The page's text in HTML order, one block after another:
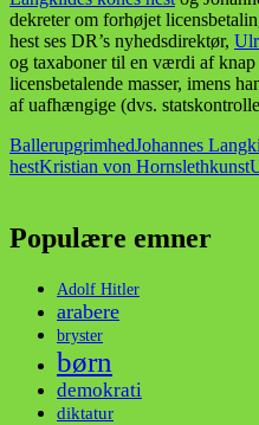
dekreter om forhøjet
hest ses DR’s nyhedsdirektør,
og taxaboner til en værdi af
licensbetalende masser, imens
af uafhængige (dvs.
BallerupgrimhedJohannes
hestKristian von Hornslethkunst
Populære emner
Adolf Hitler
arabere
bryster
børn
demokrati
diktatur